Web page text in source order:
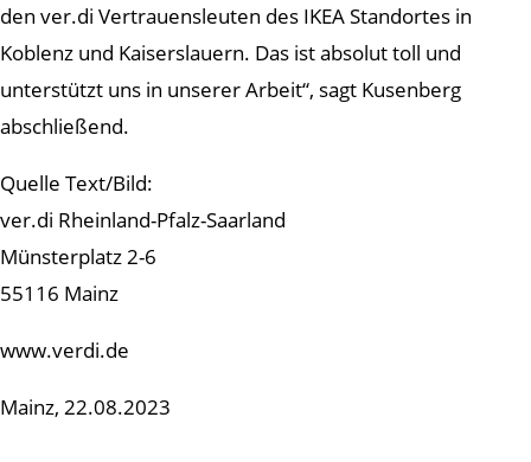
den ver.di Vertrauensleuten des IKEA Standortes in
Koblenz und Kaiserslauern. Das ist absolut toll und
unterstützt uns in unserer Arbeit“, sagt Kusenberg
abschließend.
Quelle Text/Bild:
ver.di Rheinland-Pfalz-Saarland
Münsterplatz 2-6
55116 Mainz
www.verdi.de
Mainz, 22.08.2023